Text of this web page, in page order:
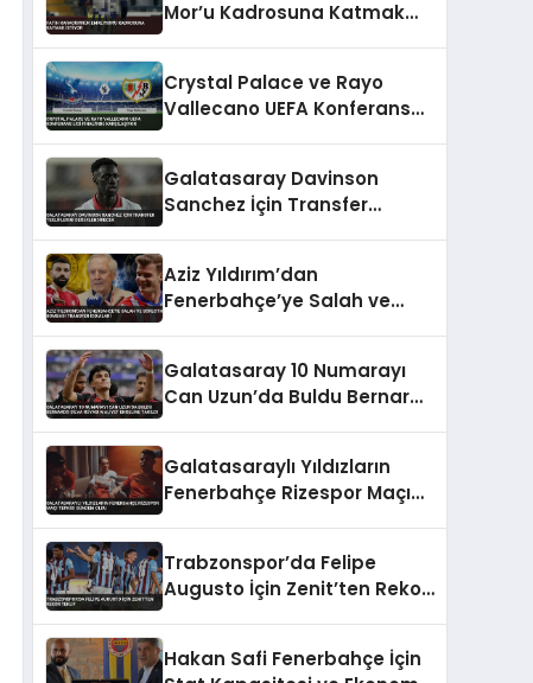
Mor’u Kadrosuna Katmak
Crystal Palace ve Rayo
Vallecano UEFA Konferans
Galatasaray Davinson
Sanchez İçin Transfer
Aziz Yıldırım’dan
Fenerbahçe’ye Salah ve
Galatasaray 10 Numarayı
Can Uzun’da Buldu Bernardo
Galatasaraylı Yıldızların
Fenerbahçe Rizespor Maçı
Trabzonspor’da Felipe
Augusto İçin Zenit’ten Rekor
Hakan Safi Fenerbahçe İçin